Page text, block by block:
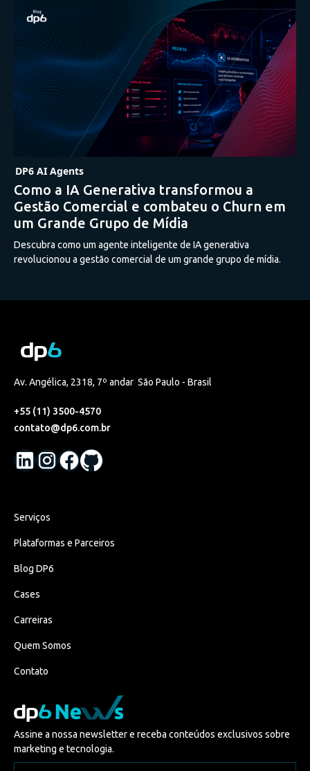
DP6 AI Agents
Como a IA Generativa transformou a
Gestão Comercial e combateu o Churn em
um Grande Grupo de Mídia
Descubra como um agente inteligente de IA generativa
revolucionou a gestão comercial de um grande grupo de mídia.
Av. Angélica, 2318, 7º andar São Paulo - Brasil
+55 (11) 3500-4570
contato@dp6.com.br
Serviços
Plataformas e Parceiros
Blog DP6
Cases
Carreiras
Quem Somos
Contato
Assine a nossa newsletter e receba conteúdos exclusivos sobre
marketing e tecnologia.